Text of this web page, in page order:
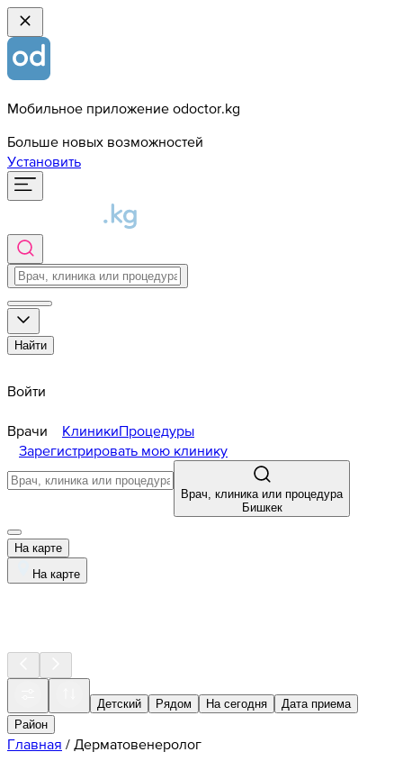
Мобильное приложение odoctor.kg
Больше новых возможностей
Установить
Найти
Войти
Врачи КлиникиПроцедуры
Зарегистрировать мою клинику
Врач, клиника или процедура
Бишкек
На карте
На карте
Детский Рядом На сегодня
Дата приема
Район
Главная / Дерматовенеролог